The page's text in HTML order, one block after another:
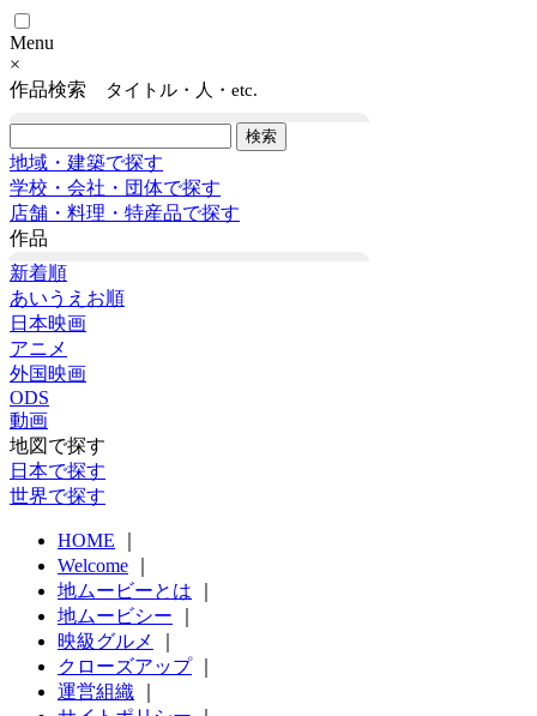
Menu
×
作品検索
タイトル・人・etc.
地域・建築で探す
学校・会社・団体で探す
店舗・料理・特産品で探す
作品
新着順
あいうえお順
日本映画
アニメ
外国映画
ODS
動画
地図で探す
日本で探す
世界で探す
HOME
Welcome
地ムービーとは
地ムービシー
映級グルメ
クローズアップ｜
運営組織